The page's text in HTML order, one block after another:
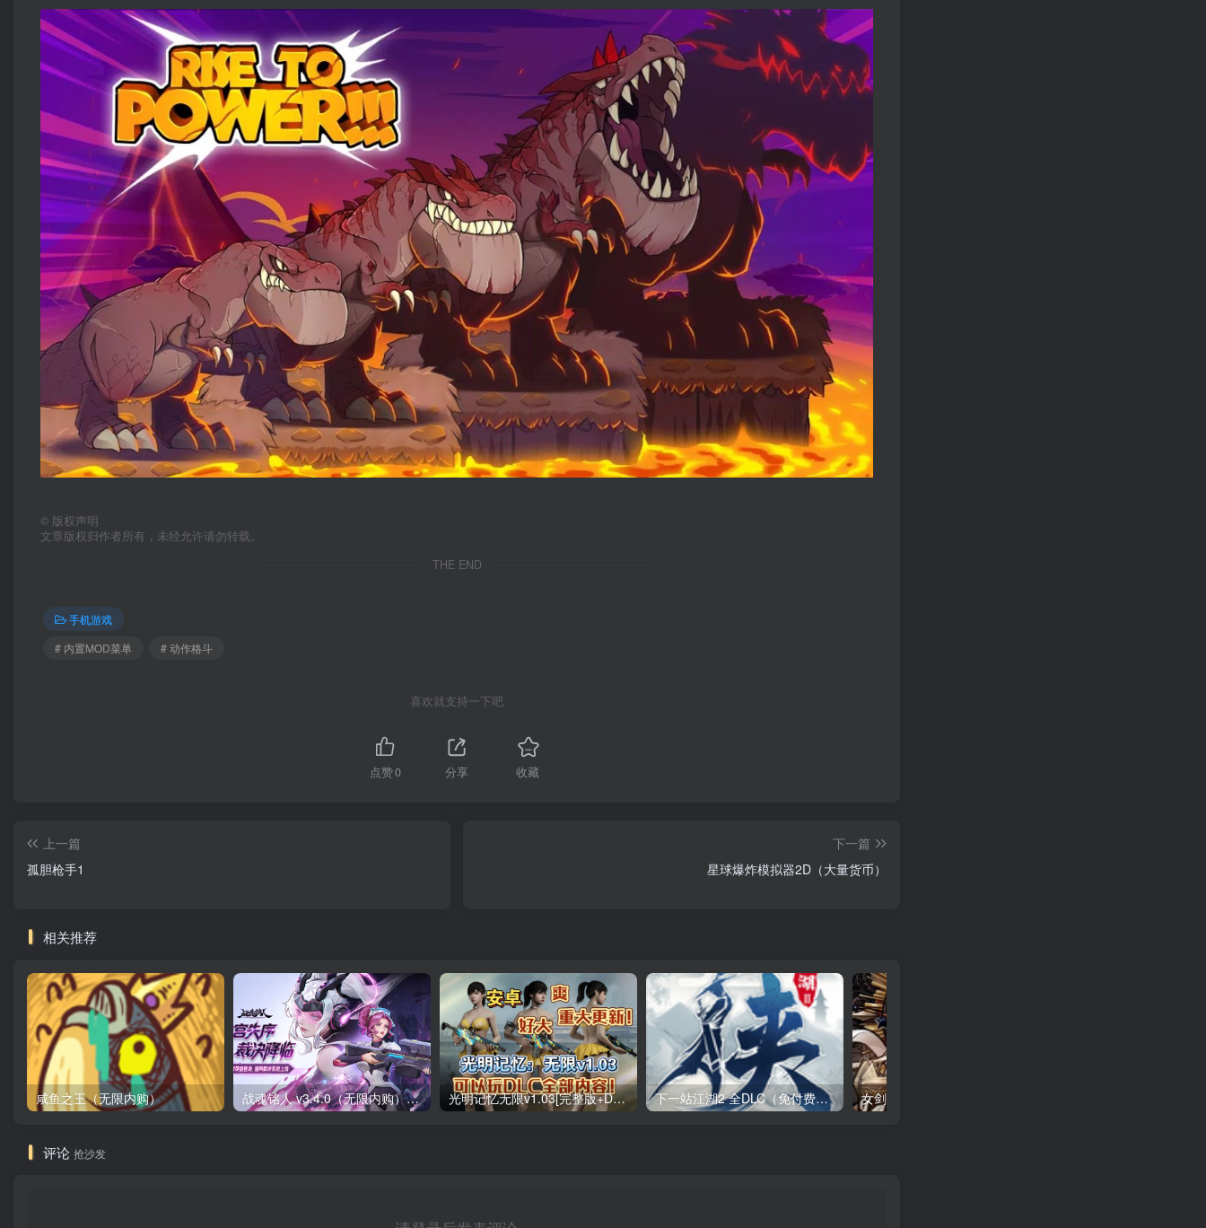
© 版权声明
文章版权归作者所有，未经允许请勿转载。
THE END
手机游戏
# 内置MOD菜单
# 动作格斗
喜欢就支持一下吧
点赞0 分享 收藏
上一篇
孤胆枪手1
下一篇
星球爆炸模拟器2D（大量货币）
相关推荐
咸鱼之王（无限内购） 战魂铭人 v3.4.0（无限内购）Steam移植 仙宫失序，裁决降临两名新英雄，来自仙宫城！道具羁绊系统上线！ 光明记忆无限v1.03[完整版+DLC+mod版]Steam移植 下一站江湖2 全DLC（免付费解锁完整版）Steam移植
评论 抢沙发